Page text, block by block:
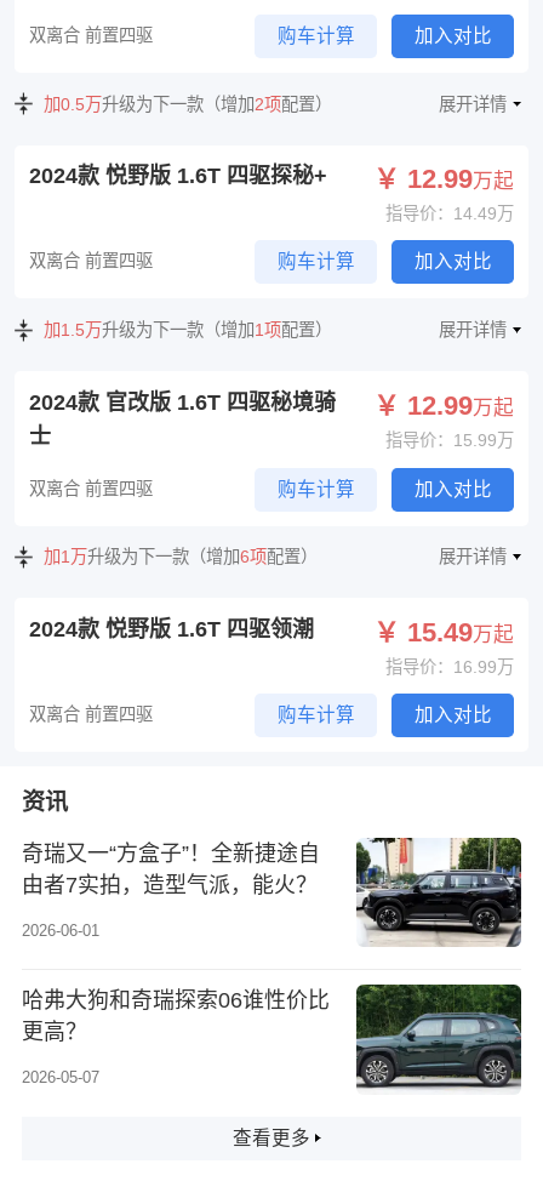
双离合 前置四驱 购车计算 加入对比
加0.5万升级为下一款（增加2项配置） 展开详情
2024款 悦野版 1.6T 四驱探秘+ ￥ 12.99万起
指导价：14.49万
双离合 前置四驱 购车计算 加入对比
加1.5万升级为下一款（增加1项配置） 展开详情
2024款 官改版 1.6T 四驱秘境骑
士
￥ 12.99万起
指导价：15.99万
双离合 前置四驱 购车计算 加入对比
加1万升级为下一款（增加6项配置） 展开详情
2024款 悦野版 1.6T 四驱领潮 ￥ 15.49万起
指导价：16.99万
双离合 前置四驱 购车计算 加入对比
资讯
奇瑞又一“方盒子”！全新捷途自
由者7实拍，造型气派，能火？
2026-06-01
哈弗大狗和奇瑞探索06谁性价比
更高？
2026-05-07
查看更多